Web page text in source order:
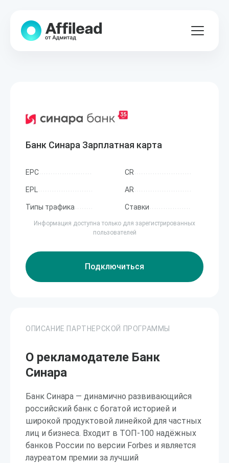
Банк Синара Зарплатная карта
EPC CR
EPL AR
Типы трафика Ставки
Информация доступна только для зарегистрированных
пользователей
Подключиться
ОПИСАНИЕ ПАРТНЕРСКОЙ ПРОГРАММЫ
О рекламодателе Банк
Синара
Банк Синара — динамично развивающийся
российский банк с богатой историей и
широкой продуктовой линейкой для частных
лиц и бизнеса. Входит в ТОП-100 надёжных
банков России по версии Forbes и является
лауреатом премии за лучший